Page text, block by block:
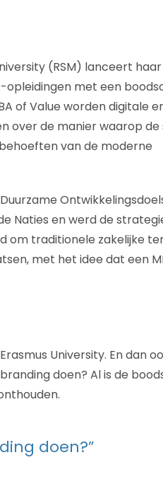
(RSM) lanceert
met een
of Value worden digitale
over de manier waarop de
van de moderne
Naties en werd de
om traditionele zakelijke
met het idee dat een
University. En dan
doen? Al is de
doen?”